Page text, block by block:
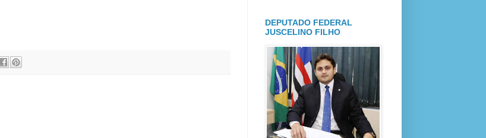
DEPUTADO FEDERAL
JUSCELINO FILHO